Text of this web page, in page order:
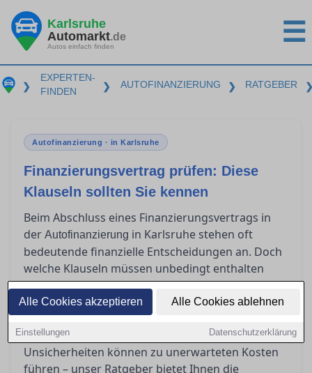
Alle Cookies akzeptieren Alle Cookies ablehnen
Einstellungen Datenschutzerklärung
Karlsruhe
Automarkt.de
Autos einfach finden ☰
❯
EXPERTEN-
FINDEN
❯ AUTOFINANZIERUNG ❯ RATGEBER
Autofinanzierung · in Karlsruhe
Finanzierungsvertrag prüfen: Diese
Klauseln sollten Sie kennen
Beim Abschluss eines Finanzierungsvertrags in
der Autofinanzierung in Karlsruhe stehen oft
bedeutende finanzielle Entscheidungen an. Doch
welche Klauseln müssen unbedingt enthalten
sein, um rechtlich abgesichert zu sein? Viele
Verbraucher sind unsicher, was
Vorfälligkeitsentschädigungen bedeuten oder
wann ein Widerruf möglich ist. Diese
Unsicherheiten können zu unerwarteten Kosten
führen – unser Ratgeber bietet Ihnen die